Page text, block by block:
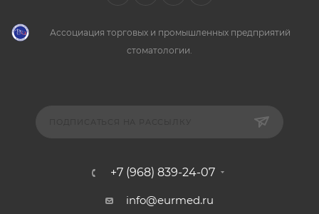
Ассоциация торговых и промышленных предприятий
стоматологии.
+7 (968) 839-24-07
info@eurmed.ru